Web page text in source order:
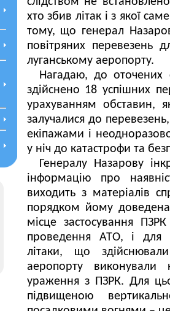
хто збив літак і з якої
тому, що генерал
повітряних перевезень
луганському аеропорту.
Нагадаю, до оточених
здійснено 18 успішних
урахуванням обставин,
залучалися до
екіпажами і
у ніч до катастрофи та
Генералу Назарову
інформацію про
виходить з матеріалів
порядком йому
місце застосування
проведення АТО, і для
літаки, що
аеропорту виконували
ураження з ПЗРК. Для
підвищеною